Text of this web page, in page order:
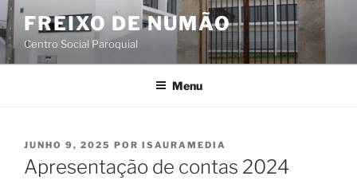
Saltar
para
o
conteúdo
FREIXO DE NUMÃO
Centro Social Paroquial
Menu
PUBLICADO
EM
JUNHO 9, 2025 POR ISAURAMEDIA
Apresentação de contas 2024